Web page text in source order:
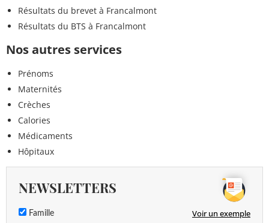
Résultats du brevet à Francalmont
Résultats du BTS à Francalmont
Nos autres services
Prénoms
Maternités
Crèches
Calories
Médicaments
Hôpitaux
NEWSLETTERS
Famille Voir un exemple